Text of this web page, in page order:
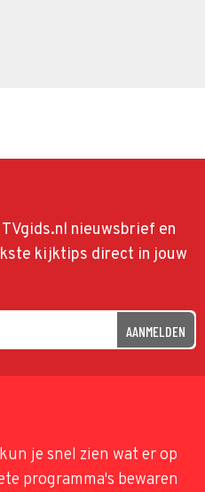
nieuwsbrief en
kijktips direct in jouw
AANMELDEN
je snel zien wat er op
programma's bewaren